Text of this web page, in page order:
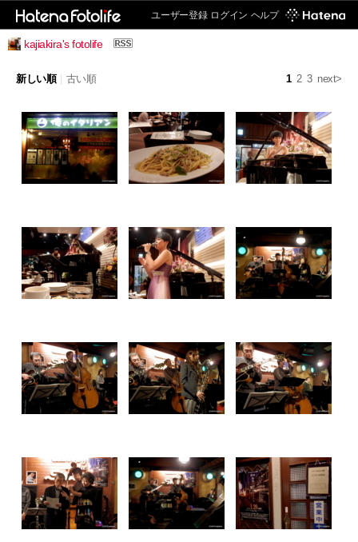
ユーザー登録 ログイン ヘルプ
kajiakira's fotolife
1 2 3 next>
新しい順 古い順